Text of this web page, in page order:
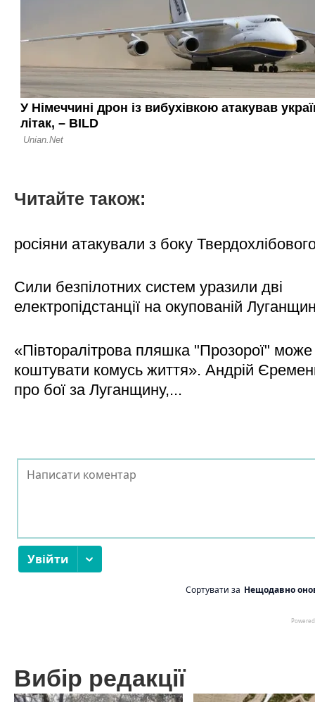
Читайте також:
росіяни атакували з боку
Сили безпілотних систем уразили дві
електропідстанції на окупованій
«Півторалітрова пляшка "Прозорої" може
коштувати комусь життя». Андрій
про бої за Луганщину,...
Вибір редакції